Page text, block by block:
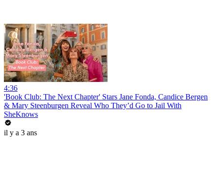
4:36
'Book Club: The Next Chapter' Stars Jane Fonda, Candice Bergen
& Mary Steenburgen Reveal Who They’d Go to Jail With
SheKnows
il y a 3 ans